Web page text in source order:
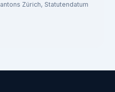
Zürich, Statutendatum